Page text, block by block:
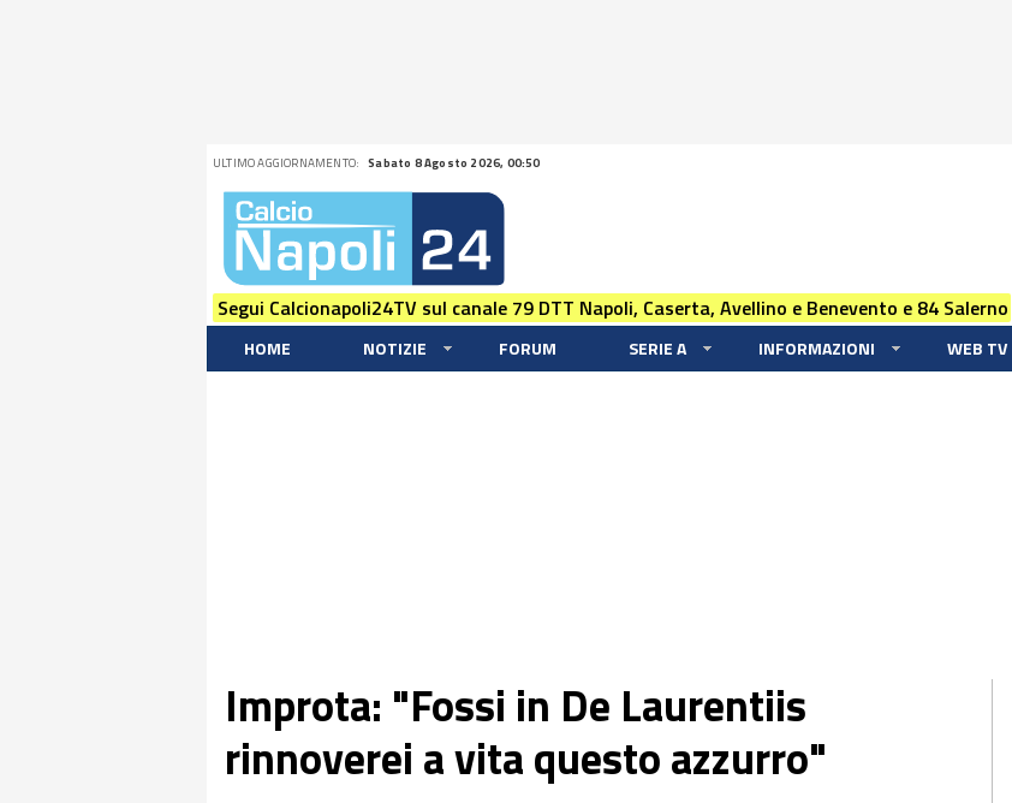
ULTIMO AGGIORNAMENTO: Sabato 8 Agosto 2026, 00:50
Segui Calcionapoli24TV sul canale 79 DTT Napoli, Caserta, Avellino e Benevento e 84 Salerno
HOME NOTIZIE FORUM SERIE A INFORMAZIONI WEB TV
Improta: "Fossi in De Laurentiis
rinnoverei a vita questo azzurro"